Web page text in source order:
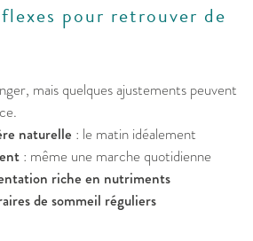
pour retrouver de
mais quelques ajustements peuvent
naturelle : le matin idéalement
: même une marche quotidienne
riche en nutriments
de sommeil réguliers